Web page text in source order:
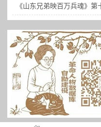
《山东兄弟映百万兵魂》